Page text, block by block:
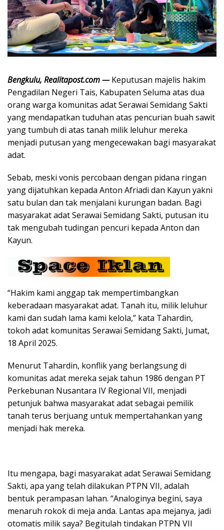
Bengkulu, Realitapost.com — Keputusan majelis hakim
Pengadilan Negeri Tais, Kabupaten Seluma atas dua
orang warga komunitas adat Serawai Semidang Sakti
yang mendapatkan tuduhan atas pencurian buah sawit
yang tumbuh di atas tanah milik leluhur mereka
menjadi putusan yang mengecewakan bagi masyarakat
adat.
Sebab, meski vonis percobaan dengan pidana ringan
yang dijatuhkan kepada Anton Afriadi dan Kayun yakni
satu bulan dan tak menjalani kurungan badan. Bagi
masyarakat adat Serawai Semidang Sakti, putusan itu
tak mengubah tudingan pencuri kepada Anton dan
Kayun.
“Hakim kami anggap tak mempertimbangkan
keberadaan masyarakat adat. Tanah itu, milik leluhur
kami dan sudah lama kami kelola,” kata Tahardin,
tokoh adat komunitas Serawai Semidang Sakti, Jumat,
18 April 2025.
Menurut Tahardin, konflik yang berlangsung di
komunitas adat mereka sejak tahun 1986 dengan PT
Perkebunan Nusantara IV Regional VII, menjadi
petunjuk bahwa masyarakat adat sebagai pemilik
tanah terus berjuang untuk mempertahankan yang
menjadi hak mereka.
Itu mengapa, bagi masyarakat adat Serawai Semidang
Sakti, apa yang telah dilakukan PTPN VII, adalah
bentuk perampasan lahan. “Analoginya begini, saya
menaruh rokok di meja anda. Lantas apa mejanya, jadi
otomatis milik saya? Begitulah tindakan PTPN VII